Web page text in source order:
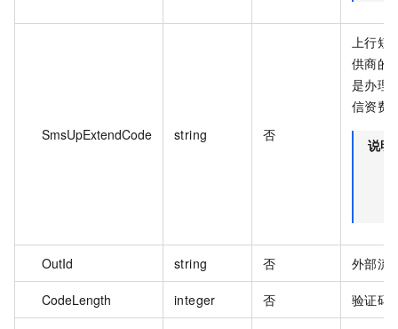
SmsUpExtendCode string 否
上行
供商的
是办理
信资费
说明
OutId string 否 外部流
CodeLength integer 否 验证码